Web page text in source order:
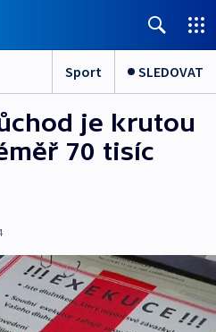
Sport SLEDOVAT
je krutou
70 tisíc